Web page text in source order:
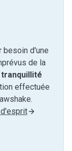
besoin d'une
de la
effectuée